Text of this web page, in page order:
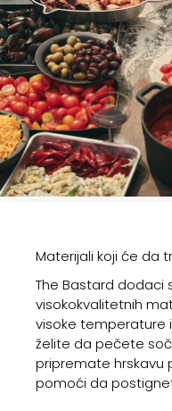
Materijali koji će da
The Bastard dodaci
visokokvalitetnih
visoke temperature
želite da pečete
pripremate hrskavu
pomoći da